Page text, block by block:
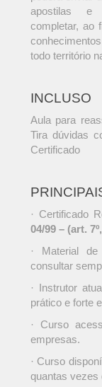
apostilas e
completar, ao
todo território
INCLUSO
Aula para
Tira dúvidas
Certificado
· Certificado
04/99 – (art.
· Material
consultar
· Instrutor
prático e forte
· Curso
empresas.
· Curso
quantas vezes